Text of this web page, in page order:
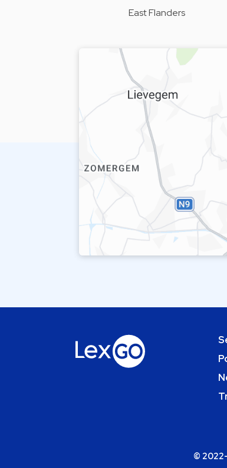
East Flanders
©